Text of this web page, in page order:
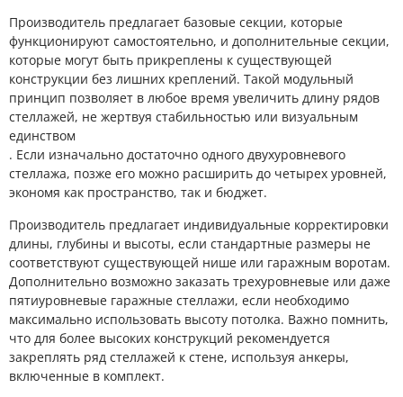
Производитель предлагает базовые секции, которые
функционируют самостоятельно, и дополнительные секции,
которые могут быть прикреплены к существующей
конструкции без лишних креплений. Такой модульный
принцип позволяет в любое время увеличить длину рядов
стеллажей, не жертвуя стабильностью или визуальным
единством
. Если изначально достаточно одного двухуровневого
стеллажа, позже его можно расширить до четырех уровней,
экономя как пространство, так и бюджет.
Производитель предлагает индивидуальные корректировки
длины, глубины и высоты, если стандартные размеры не
соответствуют существующей нише или гаражным воротам.
Дополнительно возможно заказать трехуровневые или даже
пятиуровневые гаражные стеллажи, если необходимо
максимально использовать высоту потолка. Важно помнить,
что для более высоких конструкций рекомендуется
закреплять ряд стеллажей к стене, используя анкеры,
включенные в комплект.